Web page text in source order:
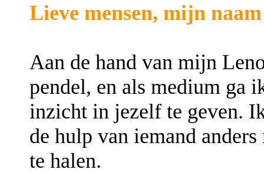
Lieve mensen, mijn
Aan de hand van mijn
pendel, en als medium ga
inzicht in jezelf te geven.
de hulp van iemand
te halen.